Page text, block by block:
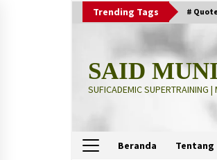
Trending Tags #
SAID
SUFICADEMIC
Beranda Tentang